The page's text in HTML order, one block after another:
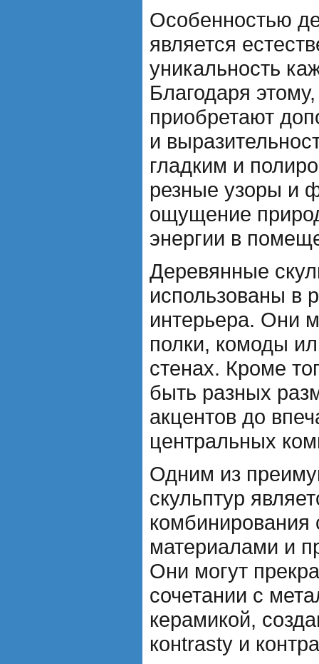
Особенностью
является
уникальность
Благодаря
приобретают
и
гладким и
резные узоры и
ощущение
энергии в
Деревянные
использованы в
интерьера. Они
полки, комоды
стенах. Кроме
быть разных
акцентов до
центральных
Одним из
скульптур
комбинирования
материалами и
Они могут
сочетании с
керамикой,
конtrasty и